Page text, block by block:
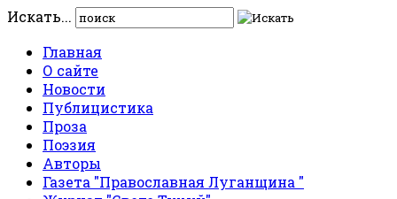
Искать...
Главная
О сайте
Новости
Публицистика
Проза
Поэзия
Авторы
Газета "Православная Луганщина "